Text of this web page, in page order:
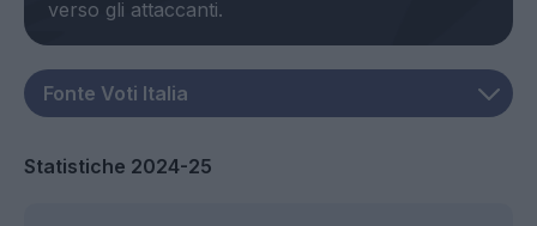
Statistiche 2024-25